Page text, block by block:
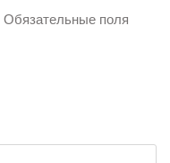
Обязательные поля